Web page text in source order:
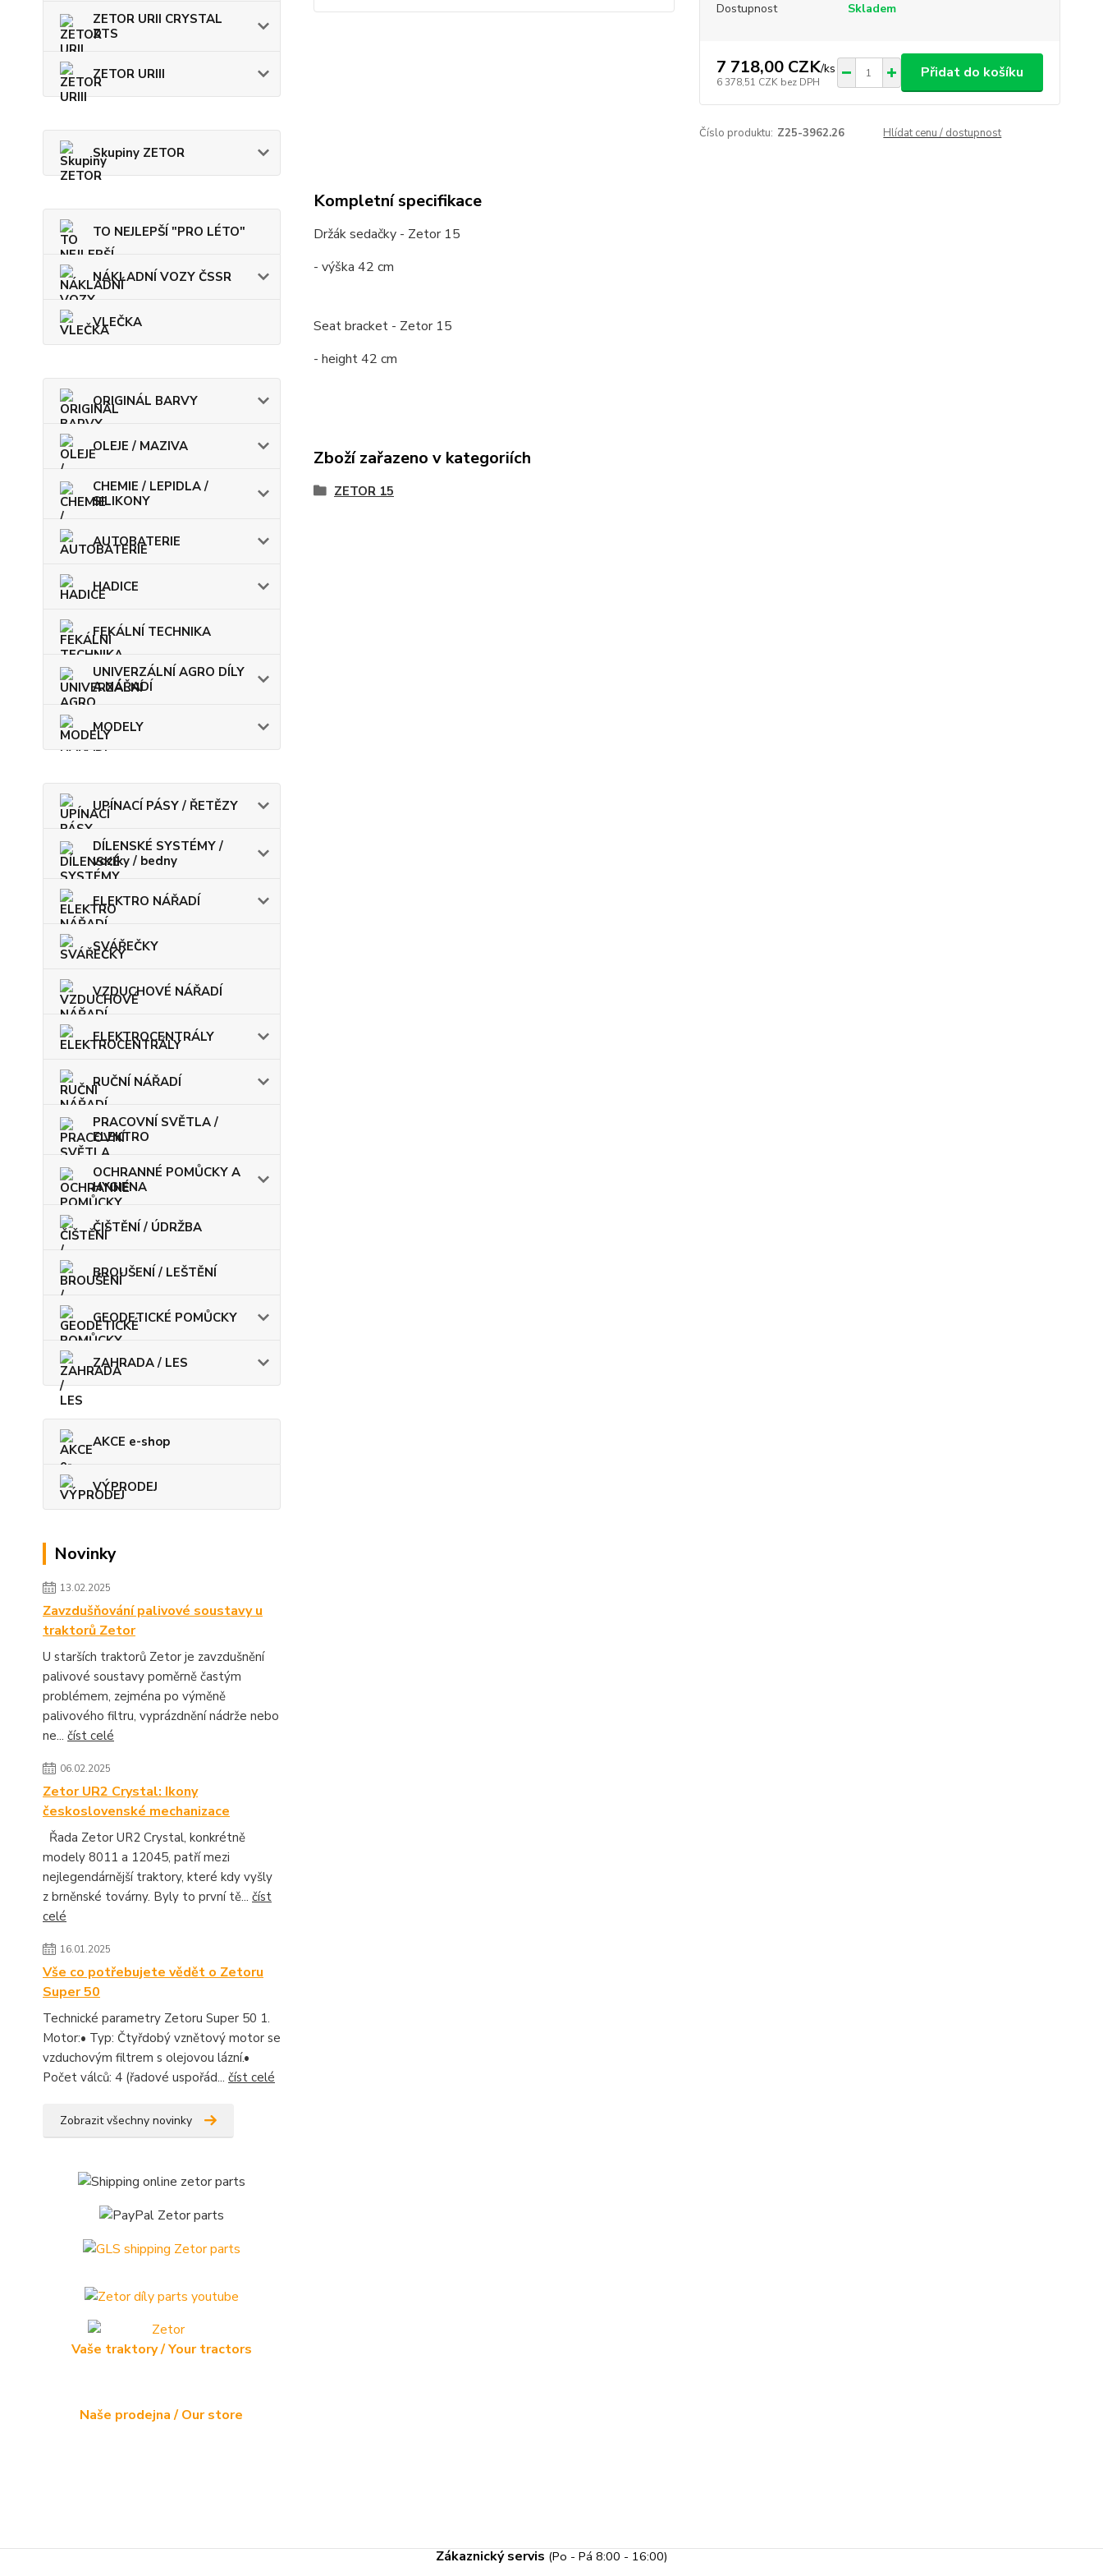
ZETOR URII CRYSTAL
ZTS
ZETOR URIII
Skupiny ZETOR
TO NEJLEPŠÍ "PRO LÉTO"
NÁKLADNÍ VOZY ČSSR
VLEČKA
ORIGINÁL BARVY
OLEJE / MAZIVA
CHEMIE / LEPIDLA /
SILIKONY
AUTOBATERIE
HADICE
FEKÁLNÍ TECHNIKA
UNIVERZÁLNÍ AGRO DÍLY
A NÁŘADÍ
MODELY
UPÍNACÍ PÁSY / ŘETĚZY
DÍLENSKÉ SYSTÉMY /
vozíky / bedny
ELEKTRO NÁŘADÍ
SVÁŘEČKY
VZDUCHOVÉ NÁŘADÍ
ELEKTROCENTRÁLY
RUČNÍ NÁŘADÍ
PRACOVNÍ SVĚTLA /
ELEKTRO
OCHRANNÉ POMŮCKY A
HYGIENA
ČIŠTĚNÍ / ÚDRŽBA
BROUŠENÍ / LEŠTĚNÍ
GEODETICKÉ POMŮCKY
ZAHRADA / LES
AKCE e-shop
VÝPRODEJ
Novinky
13.02.2025
Zavzdušňování palivové soustavy u
traktorů Zetor
U starších traktorů Zetor je zavzdušnění
palivové soustavy poměrně častým
problémem, zejména po výměně
palivového filtru, vyprázdnění nádrže nebo
ne... číst celé
06.02.2025
Zetor UR2 Crystal: Ikony
československé mechanizace
Řada Zetor UR2 Crystal, konkrétně
modely 8011 a 12045, patří mezi
nejlegendárnější traktory, které kdy vyšly
z brněnské továrny. Byly to první tě... číst
celé
16.01.2025
Vše co potřebujete vědět o Zetoru
Super 50
Technické parametry Zetoru Super 50 1.
Motor:• Typ: Čtyřdobý vznětový motor se
vzduchovým filtrem s olejovou lázní.•
Počet válců: 4 (řadové uspořád... číst celé
Zobrazit všechny novinky
Vaše traktory / Your tractors
Naše prodejna / Our store
Dostupnost Skladem
7 718,00 CZK/ks
6 378,51 CZK bez DPH
Přidat do košíku
Číslo produktu: Z25-3962.26 Hlídat cenu / dostupnost
Kompletní specifikace
Držák sedačky - Zetor 15
- výška 42 cm
Seat bracket - Zetor 15
- height 42 cm
Zboží zařazeno v kategoriích
ZETOR 15
Zákaznický servis (Po - Pá 8:00 - 16:00)